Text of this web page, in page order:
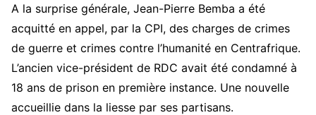
A la surprise générale, Jean-Pierre Bemba a été
acquitté en appel, par la CPI, des charges de crimes
de guerre et crimes contre l’humanité en Centrafrique.
L’ancien vice-président de RDC avait été condamné à
18 ans de prison en première instance. Une nouvelle
accueillie dans la liesse par ses partisans.